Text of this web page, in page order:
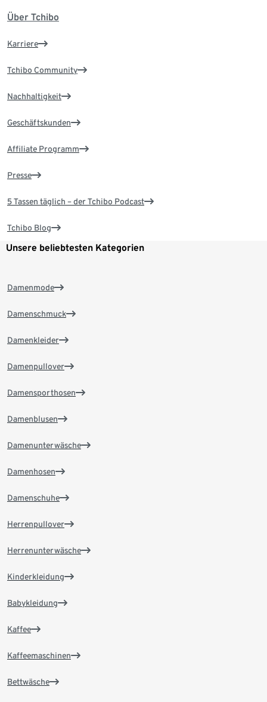
Über Tchibo
Karriere
Tchibo Community
Nachhaltigkeit
Geschäftskunden
Affiliate Programm
Presse
5 Tassen täglich – der Tchibo Podcast
Tchibo Blog
Unsere beliebtesten Kategorien
Damenmode
Damenschmuck
Damenkleider
Damenpullover
Damensporthosen
Damenblusen
Damenunterwäsche
Damenhosen
Damenschuhe
Herrenpullover
Herrenunterwäsche
Kinderkleidung
Babykleidung
Kaffee
Kaffeemaschinen
Bettwäsche